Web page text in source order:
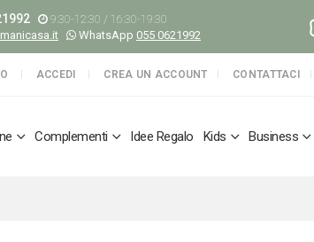
9:30-12:30 / 16:30-19:30
WhatsApp 055 0621992
ACCEDI CREA UN ACCOUNT CONTATTACI
Complementi Idee Regalo Kids Business